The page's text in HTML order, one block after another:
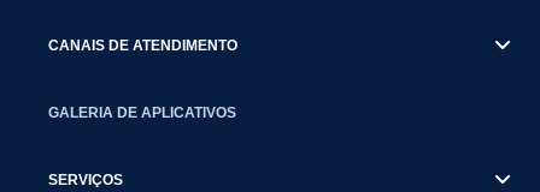
CANAIS DE ATENDIMENTO
GALERIA DE APLICATIVOS
SERVIÇOS